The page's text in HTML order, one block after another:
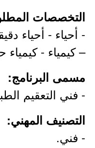
التخصصات
- أحياء - أحياء
– كيمياء - كيمياء
مسمى البرنامج:
- فني التعقيم
التصنيف المهني:
- فني.